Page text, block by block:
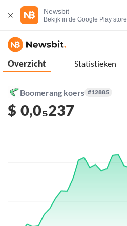
Newsbit
Bekijk in de Google Play store
Overzicht Statistieken
Boomerang koers #12885
$ 0,0₅237